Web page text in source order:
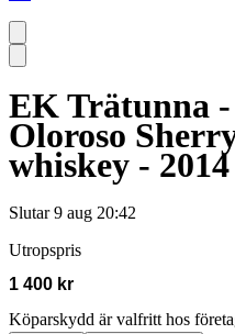
EK Trätunna
Oloroso
whiskey -
Slutar 9 aug 20:42
Utropspris
1 400 kr
Köparskydd är valfritt hos